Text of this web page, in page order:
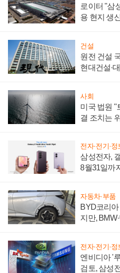
로이터 "삼
용 현지 생
건설
원전 건설
현대건설·
사회
미국 법원 "
결 조치는
전자·전기·정
삼성전자,
8월31일까
자동차·부품
BYD코리
지만,
전자·전기·정
엔비디아 '
검토, 삼성